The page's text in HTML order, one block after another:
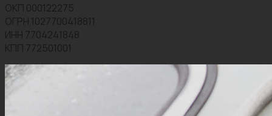
ОКП 000122275
ОГРН 1027700418811
ИНН 7704241848
КПП 772501001